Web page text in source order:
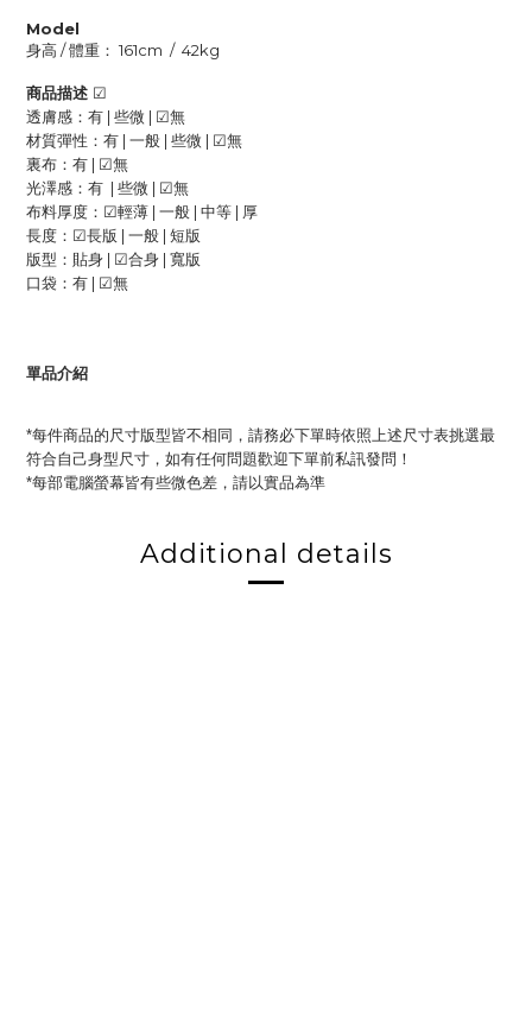
Model
身高/體重： 161cm / 42kg
商品描述 ☑
透膚感：有 | 些微 | ☑無
材質彈性：有 | 一般 | 些微 | ☑無
裏布： 有 | ☑無
光澤感：有 | 些微 | ☑無
布料厚度： ☑輕薄 | 一般 | 中等 | 厚
長度： ☑長版 | 一般 | 短版
版型：貼身 | ☑合身 | 寬版
口袋：有 | ☑無
單品介紹
*每件商品的尺寸版型皆不相同，請務必下單時依照上述尺寸表挑選最
符合自己身型尺寸，如有任何問題歡迎下單前私訊發問！
*每部電腦螢幕皆有些微色差，請以實品為準
Additional details